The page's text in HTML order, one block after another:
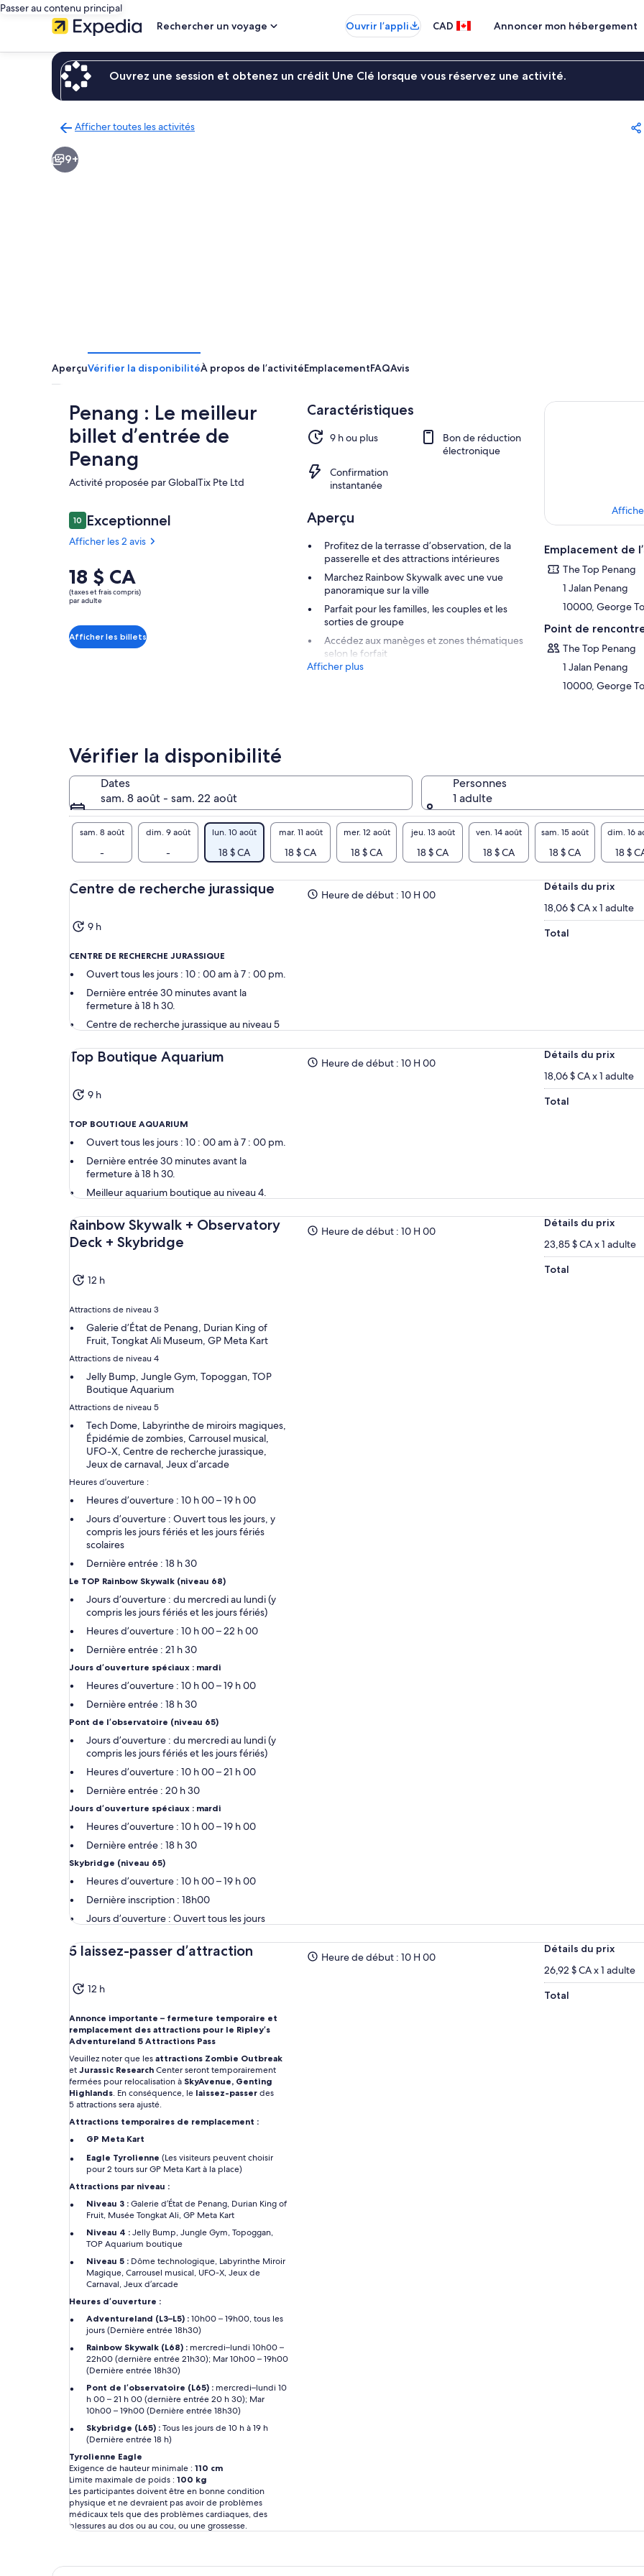
Passer au contenu principal
Rechercher un voyage
Ouvrir l’appli CAD Annoncer mon hébergement
Ouvrez une session et obtenez un crédit Une Clé lorsque vous réservez une activité.
Afficher toutes les activités
à
la
9+
AperçuVérifier la disponibilitéÀ propos de l’activitéEmplacementFAQAvis
Penang : Le meilleur
billet d’entrée de
Penang
Activité proposée par GlobalTix Pte Ltd
Avis
1010 sur 10 –
Exceptionnel
Afficher les 2 avis
10.010.0 sur 10
Exceptionnel
Afficher
les 2 avis
Le
prix
est
par
adulte
18 $ CA
(taxes et frais compris)
par adulte
Afficher les billets
Caractéristiques
9 h ou plus
Bon de réduction
électronique
Confirmation
instantanée
Aperçu
Profitez de la terrasse d’observation, de la
passerelle et des attractions intérieures
Marchez Rainbow Skywalk avec une vue
panoramique sur la ville
Parfait pour les familles, les couples et les
sorties de groupe
Accédez aux manèges et zones thématiques
selon le forfait
Afficher plus
Emplacement de
The Top Penang
1 Jalan Penang
10000, George
Point de
The Top Penang
1 Jalan Penang
10000, George
Vérifier la disponibilité
Dates
sam. 8 août - sam. 22 août
Personnes
1 adulte
sam. 8 août
-
dim. 9 août
-
lun. 10 août
18 $ CA
mar. 11 août
18 $ CA
mer. 12 août
18 $ CA
jeu. 13 août
18 $ CA
ven. 14 août
18 $ CA
sam. 15 août
18 $ CA
dim. 16
18 $
Centre de recherche jurassique
9 h
CENTRE DE RECHERCHE JURASSIQUE
Ouvert tous les jours : 10 : 00 am à 7 : 00 pm.
Dernière entrée 30 minutes avant la
fermeture à 18 h 30.
Centre de recherche jurassique au niveau 5
Heure de début : 10 H 00
Détails du prix
18,06 $ CA x 1 adulte
Total
Top Boutique Aquarium
9 h
TOP BOUTIQUE AQUARIUM
Ouvert tous les jours : 10 : 00 am à 7 : 00 pm.
Dernière entrée 30 minutes avant la
fermeture à 18 h 30.
Meilleur aquarium boutique au niveau 4.
Heure de début : 10 H 00
Détails du prix
18,06 $ CA x 1 adulte
Total
Rainbow Skywalk + Observatory
Deck + Skybridge
12 h
Attractions de niveau 3
Galerie d’État de Penang, Durian King of
Fruit, Tongkat Ali Museum, GP Meta Kart
Attractions de niveau 4
Jelly Bump, Jungle Gym, Topoggan, TOP
Boutique Aquarium
Attractions de niveau 5
Tech Dome, Labyrinthe de miroirs magiques,
Épidémie de zombies, Carrousel musical,
UFO-X, Centre de recherche jurassique,
Jeux de carnaval, Jeux d’arcade
Heures d’ouverture :
Heures d’ouverture : 10 h 00 – 19 h 00
Jours d’ouverture : Ouvert tous les jours, y
compris les jours fériés et les jours fériés
scolaires
Dernière entrée : 18 h 30
Le TOP Rainbow Skywalk (niveau 68)
Jours d’ouverture : du mercredi au lundi (y
compris les jours fériés et les jours fériés)
Heures d’ouverture : 10 h 00 – 22 h 00
Dernière entrée : 21 h 30
Jours d’ouverture spéciaux : mardi
Heures d’ouverture : 10 h 00 – 19 h 00
Dernière entrée : 18 h 30
Pont de l’observatoire (niveau 65)
Jours d’ouverture : du mercredi au lundi (y
compris les jours fériés et les jours fériés)
Heures d’ouverture : 10 h 00 – 21 h 00
Dernière entrée : 20 h 30
Jours d’ouverture spéciaux : mardi
Heures d’ouverture : 10 h 00 – 19 h 00
Dernière entrée : 18 h 30
Skybridge (niveau 65)
Heures d’ouverture : 10 h 00 – 19 h 00
Dernière inscription : 18h00
Jours d’ouverture : Ouvert tous les jours
Heure de début : 10 H 00
Détails du prix
23,85 $ CA x 1 adulte
Total
5 laissez-passer d’attraction
12 h
Annonce importante – fermeture temporaire et
remplacement des attractions pour le Ripley’s
Adventureland 5 Attractions Pass
Veuillez noter que les attractions Zombie Outbreak
et Jurassic Research Center seront temporairement
fermées pour relocalisation à SkyAvenue, Genting
Highlands. En conséquence, le laissez-passer des
5 attractions sera ajusté.
Attractions temporaires de remplacement :
GP Meta Kart
Eagle Tyrolienne (Les visiteurs peuvent choisir
pour 2 tours sur GP Meta Kart à la place)
Attractions par niveau :
Niveau 3 : Galerie d’État de Penang, Durian King of
Fruit, Musée Tongkat Ali, GP Meta Kart
Niveau 4 : Jelly Bump, Jungle Gym, Topoggan,
TOP Aquarium boutique
Niveau 5 : Dôme technologique, Labyrinthe Miroir
Magique, Carrousel musical, UFO-X, Jeux de
Carnaval, Jeux d’arcade
Heures d’ouverture :
Adventureland (L3–L5) : 10h00 – 19h00, tous les
jours (Dernière entrée 18h30)
Rainbow Skywalk (L68) : mercredi–lundi 10h00 –
22h00 (dernière entrée 21h30); Mar 10h00 – 19h00
(Dernière entrée 18h30)
Pont de l’observatoire (L65) : mercredi–lundi 10
h 00 – 21 h 00 (dernière entrée 20 h 30); Mar
10h00 – 19h00 (Dernière entrée 18h30)
Skybridge (L65) : Tous les jours de 10 h à 19 h
(Dernière entrée 18 h)
Tyrolienne Eagle
Exigence de hauteur minimale : 110 cm
Limite maximale de poids : 100 kg
Les participantes doivent être en bonne condition
physique et ne devraient pas avoir de problèmes
médicaux tels que des problèmes cardiaques, des
blessures au dos ou au cou, ou une grossesse.
Heure de début : 10 H 00
Détails du prix
26,92 $ CA x 1 adulte
Total